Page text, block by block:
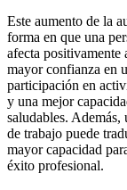
Este aumento de la
forma en que una
afecta positivamente
mayor confianza en
participación en
y una mejor
saludables.
de trabajo puede
mayor capacidad
éxito profesional.